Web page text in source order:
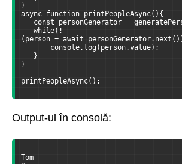
}
async function printPeopleAsync(){
const personGenerator =
while(!
(person = await
console.log(person.value);
}
}
printPeopleAsync();
Output-ul în consolă:
Tom